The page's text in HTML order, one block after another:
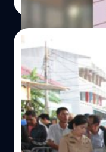
21/02/2023
กกต.แจงรายง
ผ่านระบบ ECT
อุดช่องโหว่เลื
สำนักงานคณะกรรมก
ชี้แจงการรายงานผล
(ECT Report) โดยร